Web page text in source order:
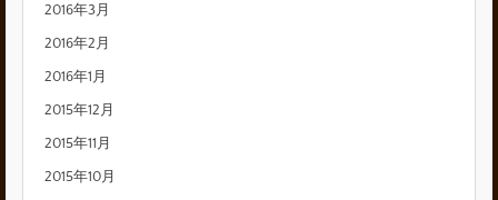
2016年3月
2016年2月
2016年1月
2015年12月
2015年11月
2015年10月